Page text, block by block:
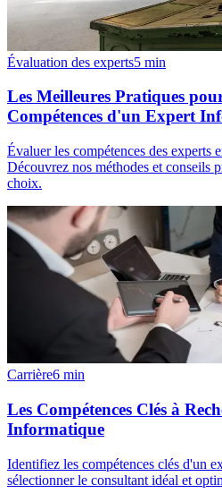
Évaluation des experts5 min
Les Meilleures Pratiques
Compétences d'un Expert
Évaluer les compétences des experts
Découvrez nos méthodes et conseils
choix.
Carrière6 min
Les Compétences Clés à
Informatique
Identifiez les compétences clés d'un
sélectionner le consultant idéal et